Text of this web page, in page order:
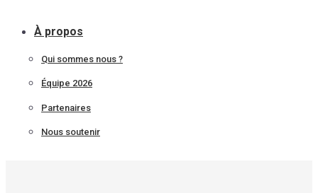
À propos
Qui sommes nous ?
Équipe 2026
Partenaires
Nous soutenir